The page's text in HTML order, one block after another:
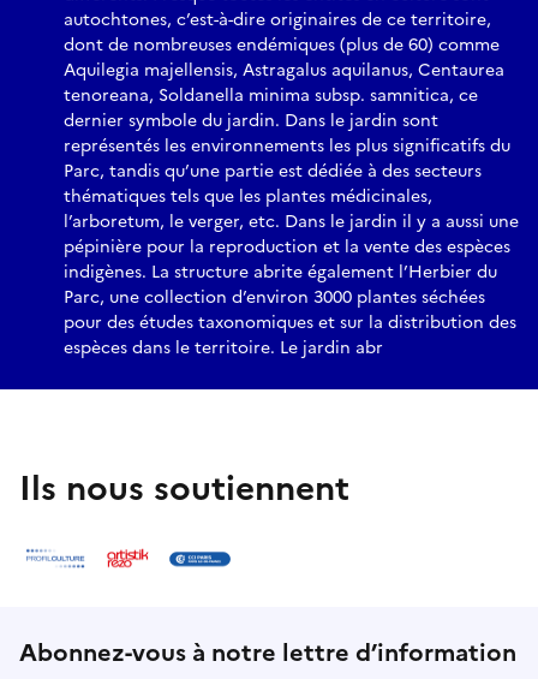
autochtones, c’est-à-dire originaires de ce territoire,
dont de nombreuses endémiques (plus de 60) comme
Aquilegia majellensis, Astragalus aquilanus, Centaurea
tenoreana, Soldanella minima subsp. samnitica, ce
dernier symbole du jardin. Dans le jardin sont
représentés les environnements les plus significatifs du
Parc, tandis qu’une partie est dédiée à des secteurs
thématiques tels que les plantes médicinales,
l’arboretum, le verger, etc. Dans le jardin il y a aussi une
pépinière pour la reproduction et la vente des espèces
indigènes. La structure abrite également l’Herbier du
Parc, une collection d’environ 3000 plantes séchées
pour des études taxonomiques et sur la distribution des
espèces dans le territoire. Le jardin abr
Ils nous soutiennent
Abonnez-vous à notre lettre d’information